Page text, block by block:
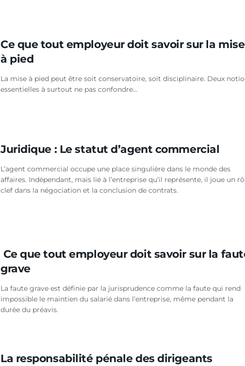
Ce que tout employeur doit savoir sur la mise
à pied
La mise à pied peut être soit conservatoire, soit disciplinaire. Deux
essentielles à surtout ne pas confondre...
Juridique : Le statut d’agent commercial
L’agent commercial occupe une place singulière dans le monde des
affaires. Indépendant, mais lié à l’entreprise qu’il représente, il joue un
clef dans la négociation et la conclusion de contrats.
Ce que tout employeur doit savoir sur la
grave
La faute grave est définie par la jurisprudence comme la faute qui rend
impossible le maintien du salarié dans l’entreprise, même pendant la
durée du préavis.
La responsabilité pénale des dirigeants